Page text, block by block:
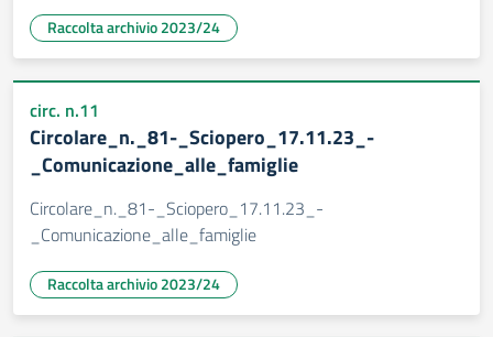
Raccolta archivio 2023/24
circ. n.11
Circolare_n._81-_Sciopero_17.11.23_-
_Comunicazione_alle_famiglie
Circolare_n._81-_Sciopero_17.11.23_-
_Comunicazione_alle_famiglie
Raccolta archivio 2023/24